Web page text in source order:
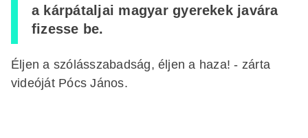
a kárpátaljai magyar gyerekek javára
fizesse be.
Éljen a szólásszabadság, éljen a haza! - zárta
videóját Pócs János.